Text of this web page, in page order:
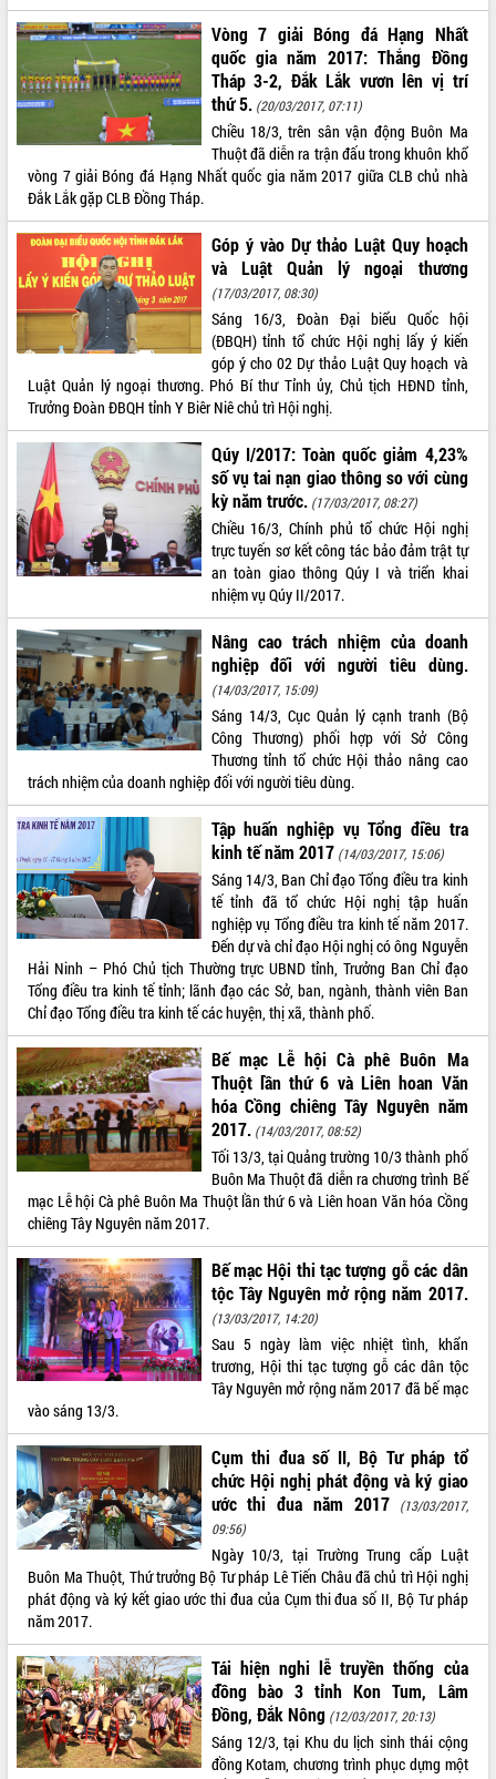
Bàn giải pháp tháo gỡ khó khăn trong
xuất khẩu sầu riêng và triển khai quy
định EUDR
Thứ trưởng Bộ Nông nghiệp và Môi
trường Nguyễn Hoàng Hiệp khảo sát
vùng trồng và doanh nghiệp đóng gói
sầu riêng tại Đắk Lắk
Trình diễn nghệ thuật chế biến các
món ăn từ sầu riêng
Đắk Lắk công bố Quy hoạch và xúc
tiến đầu tư tỉnh
Ngành cá ngừ Đắk Lắk chủ động thích
ứng để giữ vững thị trường xuất khẩu
Diễn đàn Kinh tế tư nhân Việt Nam đột
phá cơ chế - Hợp tác công tư
Đề án 06 tạo bước ngoặt đột phá trong
cải cách hành chính tỉnh Đắk Lắk
Kết nối tour, đẩy mạnh chuyển đổi số
để phát triển du lịch Đắk Lắk
Khởi động Dự án Đầu tư xây dựng hạ
tầng kỹ thuật Cụm công nghiệp Tân
Tiến
Gặp mặt các cơ quan báo chí nhân Kỷ
niệm 101 năm Ngày Báo chí Cách
Đắk Lắk sơ kết 4 năm triển khai thực
hiện Đề án 06 của Chính phủ
Họp báo thông tin về Hội nghị Công bố
Quy hoạch và Xúc tiến đầu tư tỉnh Đắk
Lắk
Khơi thông điểm nghẽn, đẩy nhanh
HĐND tỉnh thông qua điều chỉnh Quy
hoạch tỉnh thời kỳ 2021-2030
Hội thảo góp ý hồ sơ điều chỉnh quy
hoạch tỉnh Đắk Lắk thời kỳ 2021-2030,
tầm nhìn đến năm 2050
Nâng cao hiệu quả hoạt động của các
doanh nghiệp nhà nước
Hội nghị triển khai kết nối mạng
truyền số liệu chuyên dùng phục vụ cơ
quan Đảng, Nhà nước
Lễ phát động chuỗi hoạt động chung
tay làm sạch môi trường
Xã Ea Kar bước chuyển mình trong
công tác cải cách hành chính mô hình
mới
UBND tỉnh họp báo định kỳ tháng 4
Hội thảo khoa học “Giải pháp thúc đẩy
phát triển nền kinh tế xanh tại tỉnh
Đắk Lắk”
Tăng cường giám sát, đôn đốc thực
hiện nhiệm vụ quản lý tài sản công
hàng tuần
Tháo gỡ những vướng mắc, đẩy mạnh
công tác cải cách thủ tục hành chính
công tỉnh
Đắk Lắk: Tôn vinh 46 giải pháp tại Hội
thi Sáng tạo Kỹ thuật 2024 - 2025
Đắk Lắk rà soát, điều chỉnh Đề án 190
về phát triển nuôi trồng thủy sản
Phó Chủ tịch UBND tỉnh Đắk Lắk
Trương Công Thái kiểm tra thực địa
Dự án cao tốc Khánh Hòa - Buôn Ma
Thuột
Định vị cà phê Việt Nam như một “di
sản sống” trong dòng chảy toàn cầu
Xây dựng nông thôn mới: Nâng cao đời
sống người dân từ những mô hình thiết
thực
Quyết liệt tháo gỡ vướng mắc, đẩy
Vòng 7 giải Bóng đá Hạng Nhất
quốc gia năm 2017: Thắng Đồng
Tháp 3-2, Đắk Lắk vươn lên vị trí
thứ 5. (20/03/2017, 07:11)
Chiều 18/3, trên sân vận động Buôn Ma
Thuột đã diễn ra trận đấu trong khuôn khổ
vòng 7 giải Bóng đá Hạng Nhất quốc gia năm 2017 giữa CLB chủ nhà
Đắk Lắk gặp CLB Đồng Tháp.
Góp ý vào Dự thảo Luật Quy hoạch
và Luật Quản lý ngoại thương
(17/03/2017, 08:30)
Sáng 16/3, Đoàn Đại biểu Quốc hội
(ĐBQH) tỉnh tổ chức Hội nghị lấy ý kiến
góp ý cho 02 Dự thảo Luật Quy hoạch và
Luật Quản lý ngoại thương. Phó Bí thư Tỉnh ủy, Chủ tịch HĐND tỉnh,
Trưởng Đoàn ĐBQH tỉnh Y Biêr Niê chủ trì Hội nghị.
Qúy I/2017: Toàn quốc giảm 4,23%
số vụ tai nạn giao thông so với cùng
kỳ năm trước. (17/03/2017, 08:27)
Chiều 16/3, Chính phủ tổ chức Hội nghị
trực tuyến sơ kết công tác bảo đảm trật tự
an toàn giao thông Qúy I và triển khai
nhiệm vụ Qúy II/2017.
Nâng cao trách nhiệm của doanh
nghiệp đối với người tiêu dùng.
(14/03/2017, 15:09)
Sáng 14/3, Cục Quản lý cạnh tranh (Bộ
Công Thương) phối hợp với Sở Công
Thương tỉnh tổ chức Hội thảo nâng cao
trách nhiệm của doanh nghiệp đối với người tiêu dùng.
Tập huấn nghiệp vụ Tổng điều tra
kinh tế năm 2017 (14/03/2017, 15:06)
Sáng 14/3, Ban Chỉ đạo Tổng điều tra kinh
tế tỉnh đã tổ chức Hội nghị tập huấn
nghiệp vụ Tổng điều tra kinh tế năm 2017.
Đến dự và chỉ đạo Hội nghị có ông Nguyễn
Hải Ninh – Phó Chủ tịch Thường trực UBND tỉnh, Trưởng Ban Chỉ đạo
Tổng điều tra kinh tế tỉnh; lãnh đạo các Sở, ban, ngành, thành viên Ban
Chỉ đạo Tổng điều tra kinh tế các huyện, thị xã, thành phố.
Bế mạc Lễ hội Cà phê Buôn Ma
Thuột lần thứ 6 và Liên hoan Văn
hóa Cồng chiêng Tây Nguyên năm
2017. (14/03/2017, 08:52)
Tối 13/3, tại Quảng trường 10/3 thành phố
Buôn Ma Thuột đã diễn ra chương trình Bế
mạc Lễ hội Cà phê Buôn Ma Thuột lần thứ 6 và Liên hoan Văn hóa Cồng
chiêng Tây Nguyên năm 2017.
Bế mạc Hội thi tạc tượng gỗ các dân
tộc Tây Nguyên mở rộng năm 2017.
(13/03/2017, 14:20)
Sau 5 ngày làm việc nhiệt tình, khẩn
trương, Hội thi tạc tượng gỗ các dân tộc
Tây Nguyên mở rộng năm 2017 đã bế mạc
vào sáng 13/3.
Cụm thi đua số II, Bộ Tư pháp tổ
chức Hội nghị phát động và ký giao
ước thi đua năm 2017
(13/03/2017,
09:56)
Ngày 10/3, tại Trường Trung cấp Luật
Buôn Ma Thuột, Thứ trưởng Bộ Tư pháp Lê Tiến Châu đã chủ trì Hội nghị
phát động và ký kết giao ước thi đua của Cụm thi đua số II, Bộ Tư pháp
năm 2017.
Tái hiện nghi lễ truyền thống của
đồng bào 3 tỉnh Kon Tum, Lâm
Đồng, Đắk Nông (12/03/2017, 20:13)
Sáng 12/3, tại Khu du lịch sinh thái cộng
đồng Kotam, chương trình phục dựng một